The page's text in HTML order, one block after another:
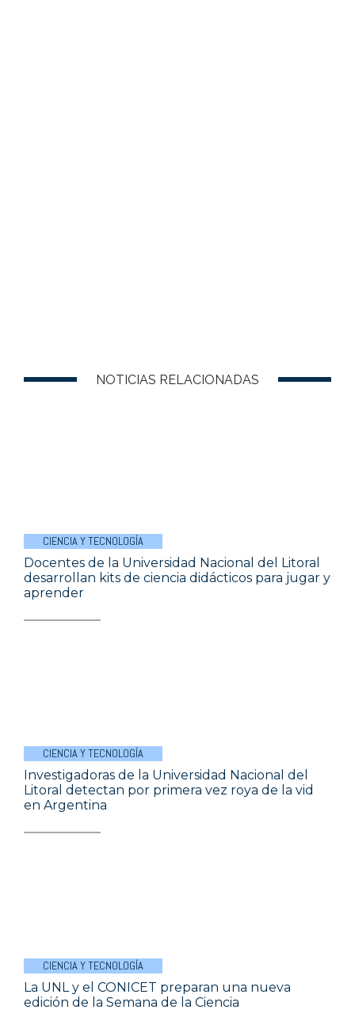
NOTICIAS RELACIONADAS
CIENCIA Y TECNOLOGÍA
Docentes de la Universidad Nacional del Litoral
desarrollan kits de ciencia didácticos para jugar y
aprender
CIENCIA Y TECNOLOGÍA
Investigadoras de la Universidad Nacional del
Litoral detectan por primera vez roya de la vid
en Argentina
CIENCIA Y TECNOLOGÍA
La UNL y el CONICET preparan una nueva
edición de la Semana de la Ciencia